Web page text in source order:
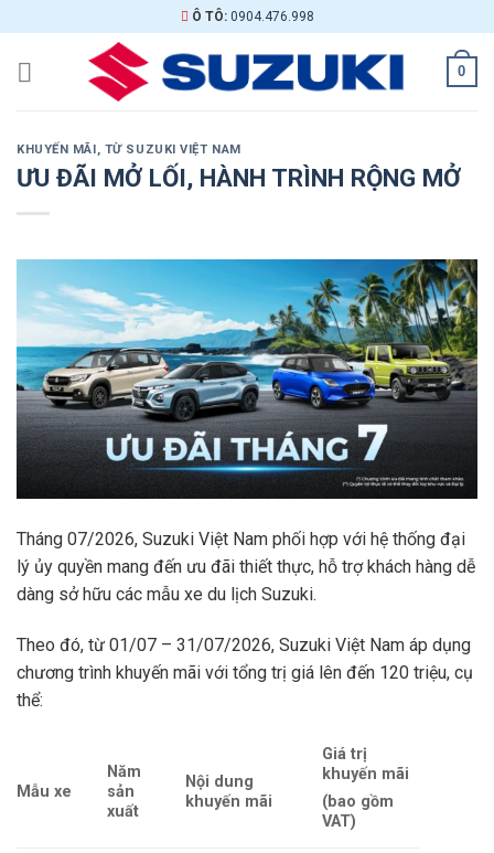
to
content
Ô TÔ: 0904.476.998
0
KHUYẾN MÃI, TỪ SUZUKI VIỆT NAM
ƯU ĐÃI MỞ LỐI, HÀNH TRÌNH RỘNG MỞ
Tháng 07/2026, Suzuki Việt Nam phối hợp với hệ thống đại
lý ủy quyền mang đến ưu đãi thiết thực, hỗ trợ khách hàng dễ
dàng sở hữu các mẫu xe du lịch Suzuki.
Theo đó, từ 01/07 – 31/07/2026, Suzuki Việt Nam áp dụng
chương trình khuyến mãi với tổng trị giá lên đến 120 triệu, cụ
thể:
Mẫu xe
Năm
sản
xuất
Nội dung
khuyến mãi
Giá trị
khuyến mãi
(bao gồm
VAT)